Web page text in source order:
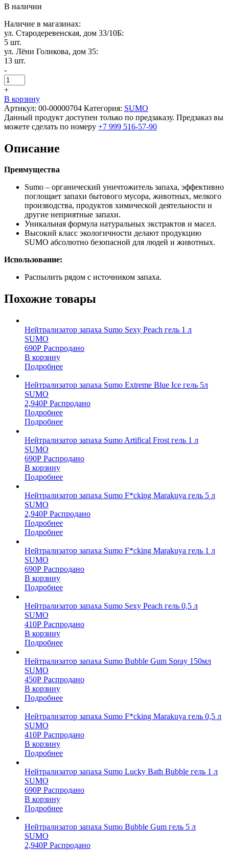
В наличии
Наличие в магазинах:
ул. Стародеревенская, дом 33/10Б:
5 шт.
ул. Лёни Голикова, дом 35:
13 шт.
-
+
В корзину
Артикул: 00-00000704 Категория: SUMO
Данный продукт доступен только по предзаказу. Предзаказ вы
можете сделать по номеру +7 999 516-57-90
Описание
Преимущества
Sumo – органический уничтожитель запаха, эффективно
поглощает запахи бытового мусора, животных, мелкого
производства, продуктов химической деятельности и
другие неприятные запахи.
Уникальная формула натуральных экстрактов и масел.
Высокий класс экологичности делают продукцию
SUMO абсолютно безопасной для людей и животных.
Использование:
Распылить рядом с источником запаха.
Похожие товары
Нейтрализатор запаха Sumo Sexy Peach гель 1 л
SUMO
690Р Распродано
В корзину
Подробнее
Нейтрализатор запаха Sumo Extreme Blue Ice гель 5л
SUMO
2,940Р Распродано
Подробнее
Подробнее
Нейтрализатор запаха Sumo Artifical Frost гель 1 л
SUMO
690Р Распродано
В корзину
Подробнее
Нейтрализатор запаха Sumo F*cking Marakuya гель 5 л
SUMO
2,940Р Распродано
Подробнее
Подробнее
Нейтрализатор запаха Sumo F*cking Marakuya гель 1 л
SUMO
690Р Распродано
В корзину
Подробнее
Нейтрализатор запаха Sumo Sexy Peach гель 0,5 л
SUMO
410Р Распродано
В корзину
Подробнее
Нейтрализатор запаха Sumo Bubble Gum Spray 150мл
SUMO
450Р Распродано
В корзину
Подробнее
Нейтрализатор запаха Sumo F*cking Marakuya гель 0,5 л
SUMO
410Р Распродано
В корзину
Подробнее
Нейтрализатор запаха Sumo Lucky Bath Bubble гель 1 л
SUMO
690Р Распродано
В корзину
Подробнее
Нейтрализатор запаха Sumo Bubble Gum гель 5 л
SUMO
2,940Р Распродано